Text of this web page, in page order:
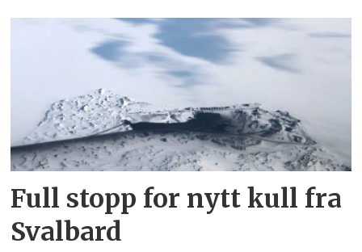
Full stopp for nytt kull fra
Svalbard